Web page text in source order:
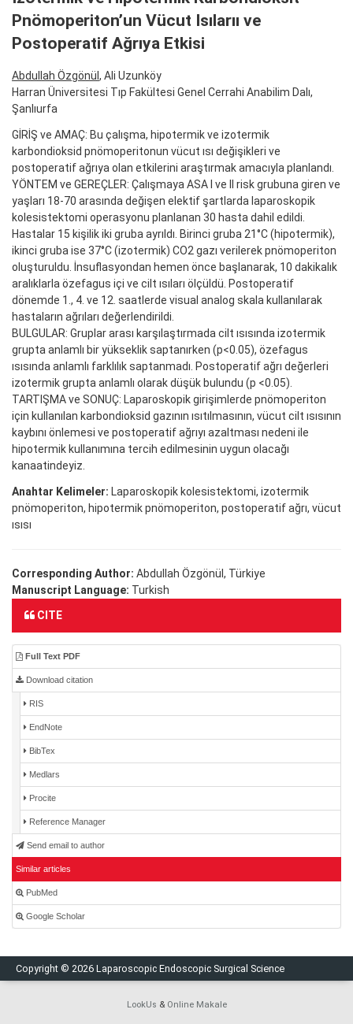
Pnömoperiton’un Vücut Isılarıı ve
Postoperatif Ağrıya Etkisi
Abdullah Özgönül , Ali Uzunköy
Harran Üniversitesi Tıp Fakültesi Genel Cerrahi Anabilim Dalı,
Şanlıurfa
GİRİŞ ve AMAÇ: Bu çalışma, hipotermik ve izotermik
karbondioksid pnömoperitonun vücut ısı değişikleri ve
postoperatif ağrıya olan etkilerini araştırmak amacıyla planlandı.
YÖNTEM ve GEREÇLER: Çalışmaya ASA I ve II risk grubuna giren ve
yaşları 18-70 arasında değişen elektif şartlarda laparoskopik
kolesistektomi operasyonu planlanan 30 hasta dahil edildi.
Hastalar 15 kişilik iki gruba ayrıldı. Birinci gruba 21°C (hipotermik),
ikinci gruba ise 37°C (izotermik) CO2 gazı verilerek pnömoperiton
oluşturuldu. İnsuflasyondan hemen önce başlanarak, 10 dakikalık
aralıklarla özefagus içi ve cilt ısıları ölçüldü. Postoperatif
dönemde 1., 4. ve 12. saatlerde visual analog skala kullanılarak
hastaların ağrıları değerlendirildi.
BULGULAR: Gruplar arası karşılaştırmada cilt ısısında izotermik
grupta anlamlı bir yükseklik saptanırken (p<0.05), özefagus
ısısında anlamlı farklılık saptanmadı. Postoperatif ağrı değerleri
izotermik grupta anlamlı olarak düşük bulundu (p <0.05).
TARTIŞMA ve SONUÇ: Laparoskopik girişimlerde pnömoperiton
için kullanılan karbondioksid gazının ısıtılmasının, vücut cilt ısısının
kaybını önlemesi ve postoperatif ağrıyı azaltması nedeni ile
hipotermik kullanımına tercih edilmesinin uygun olacağı
kanaatindeyiz.
Anahtar Kelimeler: Laparoskopik kolesistektomi, izotermik
pnömoperiton, hipotermik pnömoperiton, postoperatif ağrı, vücut
ısısı
Corresponding Author: Abdullah Özgönül, Türkiye
Manuscript Language: Turkish
CITE
Full Text PDF
Download citation
RIS
EndNote
BibTex
Medlars
Procite
Reference Manager
Send email to author
Similar articles
PubMed
Google Scholar
Copyright © 2026 Laparoscopic Endoscopic Surgical Science
LookUs & Online Makale